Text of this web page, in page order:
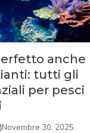
anche
tutti gli
per pesci
Novembre 30, 2025